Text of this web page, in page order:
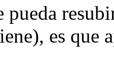
pueda
es que